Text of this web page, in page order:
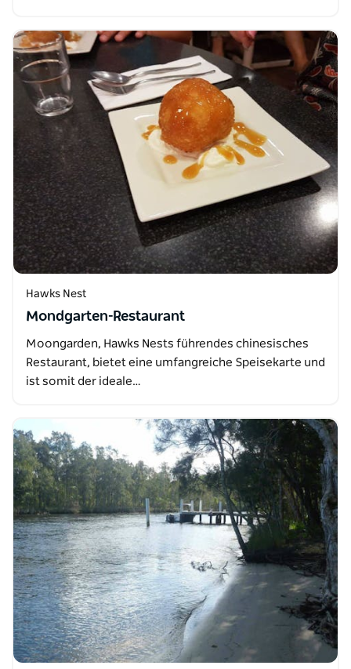
Hawks Nest
Mondgarten-Restaurant
Moongarden, Hawks Nests führendes chinesisches
Restaurant, bietet eine umfangreiche Speisekarte und
ist somit der ideale…